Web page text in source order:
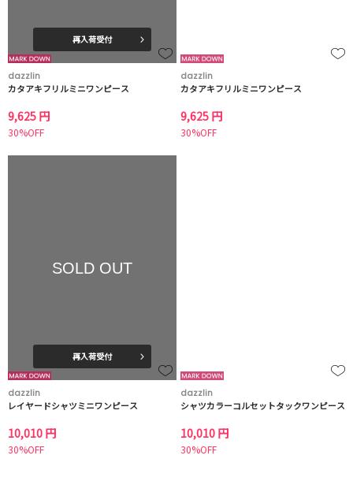
再入荷受付
dazzlin
カタアキフリルミニワンピース
9,625 円
30%OFF
dazzlin
カタアキフリルミニワンピース
9,625 円
30%OFF
SOLD OUT
再入荷受付
dazzlin
レイヤードシャツミニワンピース
10,010 円
30%OFF
dazzlin
シャツカラーコルセットタックワンピース
10,010 円
30%OFF